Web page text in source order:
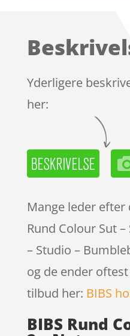
Yderligere
her:
Mange leder efter
Rund Colour Sut
– Studio –
og de ender
tilbud her: BIBS
BIBS Rund